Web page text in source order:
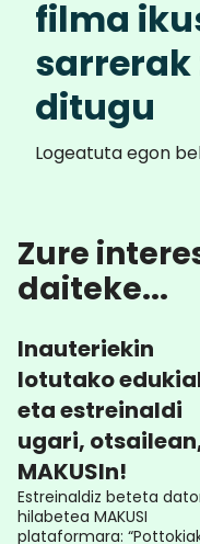
filma
sarrerak
ditugu
Logeatuta egon
Zure
daiteke...
Inauteriekin
lotutako
eta estreinaldi
ugari,
MAKUSIn!
Estreinaldiz beteta
hilabetea MAKUSI
plataformara: